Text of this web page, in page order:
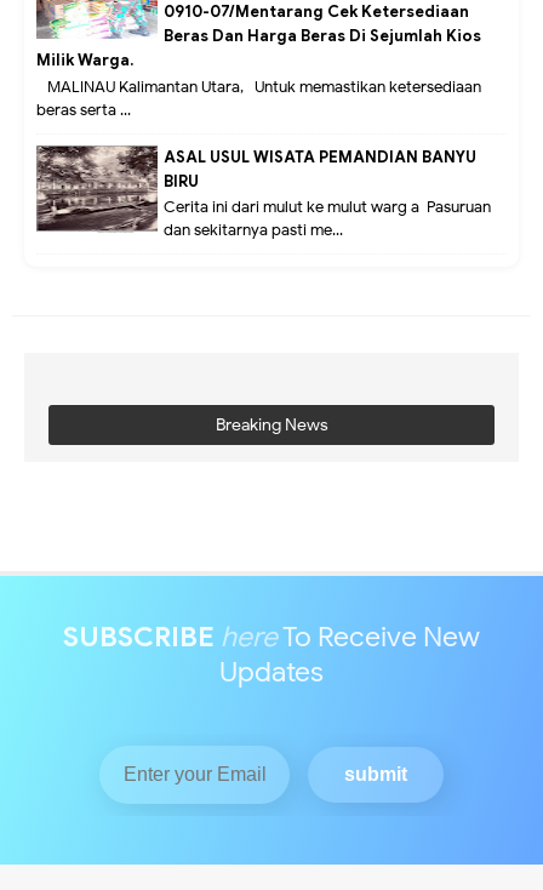
0910-07/Mentarang Cek Ketersediaan
Beras Dan Harga Beras Di Sejumlah Kios
Milik Warga.
MALINAU Kalimantan Utara,- Untuk memastikan ketersediaan
beras serta ...
ASAL USUL WISATA PEMANDIAN BANYU
BIRU
Cerita ini dari mulut ke mulut warg a Pasuruan
dan sekitarnya pasti me...
Breaking News
SUBSCRIBE hereTo Receive New
Updates